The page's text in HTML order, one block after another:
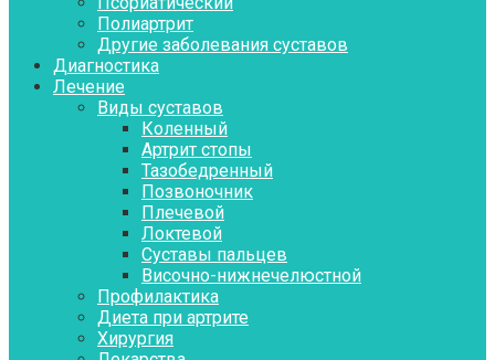
Полиартрит
Другие заболевания суставов
Диагностика
Лечение
Виды суставов
Коленный
Артрит стопы
Тазобедренный
Позвоночник
Плечевой
Локтевой
Суставы пальцев
Височно-нижнечелюстной
Профилактика
Диета при артрите
Хирургия